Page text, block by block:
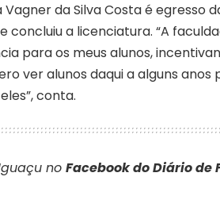
da Silva Costa é egresso
concluiu a licenciatura. “A
para os meus alunos,
ver alunos daqui a alguns
conta.
no Facebook do Diário de